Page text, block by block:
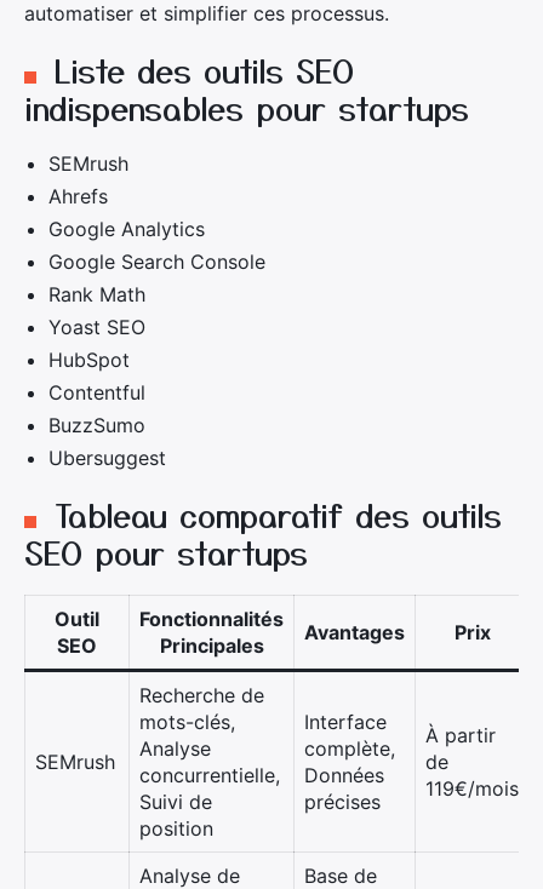
automatiser et simplifier ces processus.
Liste des outils SEO
indispensables pour startups
SEMrush
Ahrefs
Google Analytics
Google Search Console
Rank Math
Yoast SEO
HubSpot
Contentful
BuzzSumo
Ubersuggest
Tableau comparatif des outils
SEO pour startups
Outil
SEO
Fonctionnalités
Principales
Avantages Prix
SEMrush
Recherche de
mots-clés,
Analyse
concurrentielle,
Suivi de
position
Interface
complète,
Données
précises
À partir
de
119€/mois
Analyse de
Base de